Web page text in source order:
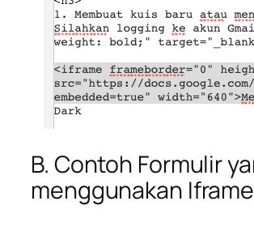
B. Contoh Formulir
menggunakan